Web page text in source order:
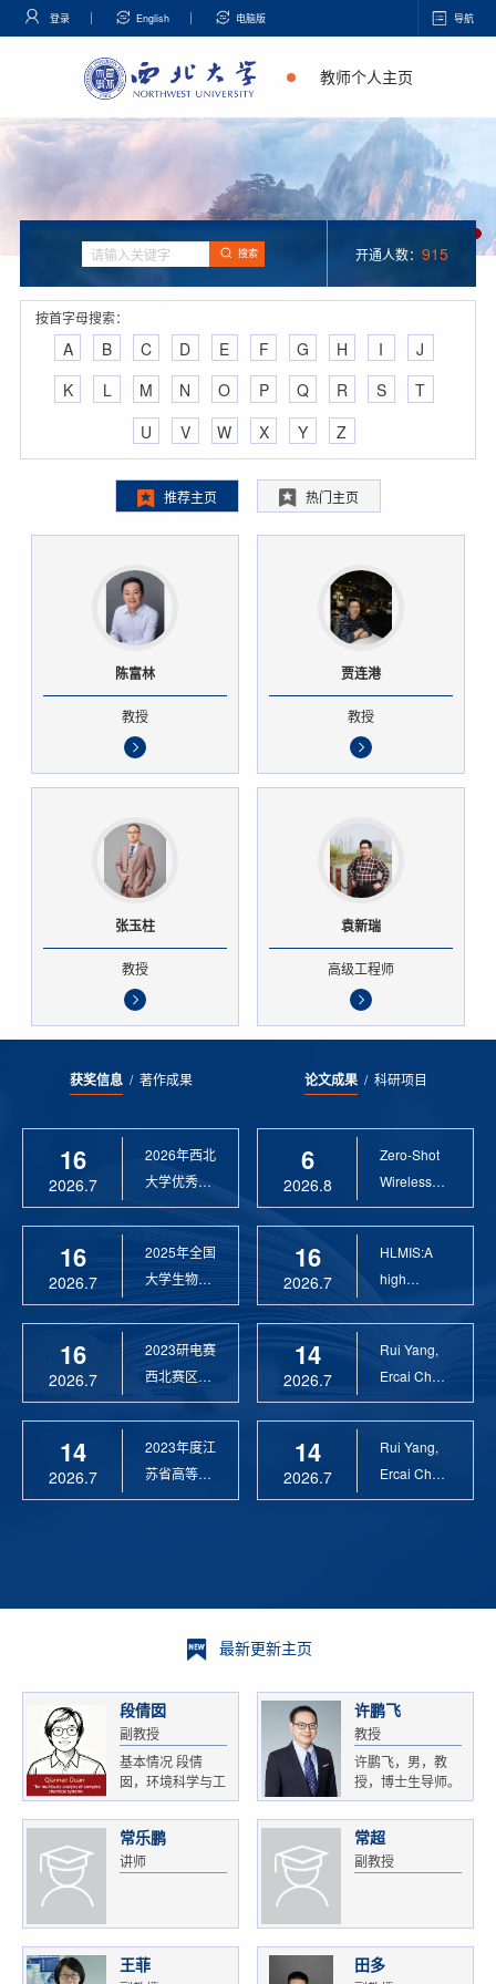
登录 English 电脑版 导航
教师个人主页
搜索 开通人数： 915
按首字母搜索：
A B C D E F G H I
J
K
L M N O P Q R S
T
U
V W X Y Z
推荐主页 热门主页
陈富林
教授
贾连港
教授
张玉柱
教授
袁新瑞
高级工程师
获奖信息/ 著作成果
16
2026.7
2026年西北
大学优秀硕
士论文指导
16
2026.7
2025年全国
大学生物联
网设计竞赛
16
2026.7
2023研电赛
西北赛区优
秀指导教师
14
2026.7
2023年度江
苏省高等学
校科学技术
论文成果/ 科研项目
6
2026.8
Zero-Shot
Wireless
Sensor
16
2026.7
HLMIS:A
high
Resolution
14
2026.7
Rui Yang,
Ercai Chen
and
14
2026.7
Rui Yang,
Ercai Chen
and
最新更新主页
段倩囡
副教授
基本情况 段倩
囡，环境科学与工
程...
许鹏飞
教授
许鹏飞，男，教
授，博士生导师。
获...
常乐鹏
讲师
常超
副教授
王菲 田多